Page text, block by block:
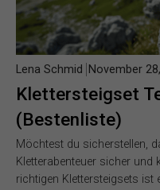
Klettersteigset
(Bestenliste)
Lena Schmid November
Möchtest du sicherstellen,
Kletterabenteuer sicher
richtigen Klettersteigsets ist